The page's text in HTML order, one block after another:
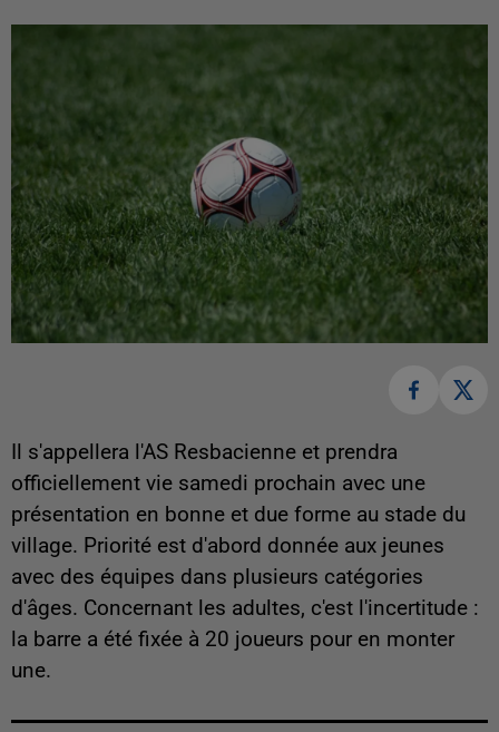
Il s'appellera l'AS Resbacienne et prendra
officiellement vie samedi prochain avec une
présentation en bonne et due forme au stade du
village. Priorité est d'abord donnée aux jeunes
avec des équipes dans plusieurs catégories
d'âges. Concernant les adultes, c'est l'incertitude :
la barre a été fixée à 20 joueurs pour en monter
une.